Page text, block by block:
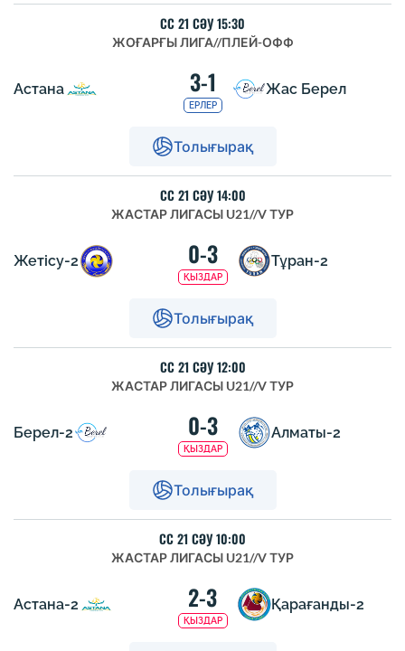
СС 21 СӘУ 15:30
ЖОҒАРҒЫ ЛИГА//ПЛЕЙ-ОФФ
Астана 3-1
ЕРЛЕР
Жас Берел
Толығырақ
СС 21 СӘУ 14:00
ЖАСТАР ЛИГАСЫ U21//V ТУР
Жетісу-2 0-3
ҚЫЗДАР
Тұран-2
Толығырақ
СС 21 СӘУ 12:00
ЖАСТАР ЛИГАСЫ U21//V ТУР
Берел-2 0-3
ҚЫЗДАР
Алматы-2
Толығырақ
СС 21 СӘУ 10:00
ЖАСТАР ЛИГАСЫ U21//V ТУР
Астана-2 2-3
ҚЫЗДАР
Қарағанды-2